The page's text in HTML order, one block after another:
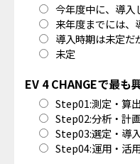
今年度中に、導入
来年度までには、
導入時期は未定だ
未定
EV 4 CHANGEで最も
Step01:測定・算出
Step02:分析・計
Step03:選定・導入
Step04:運用・活